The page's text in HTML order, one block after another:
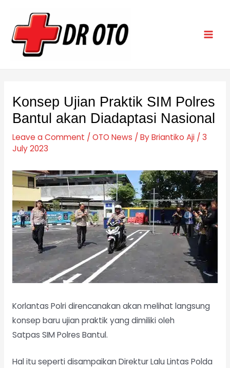
content
Konsep Ujian Praktik SIM Polres
Bantul akan Diadaptasi Nasional
Leave a Comment /OTO News / ByBriantiko Aji /3
July 2023
Korlantas Polri direncanakan akan melihat langsung
konsep baru ujian praktik yang dimiliki oleh
Satpas SIM Polres Bantul.
Hal itu seperti disampaikan Direktur Lalu Lintas Polda
navigation